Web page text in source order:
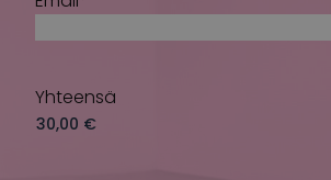
Yhteensä